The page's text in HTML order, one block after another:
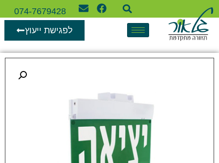
074-7679428
לפגישת ייעוץ